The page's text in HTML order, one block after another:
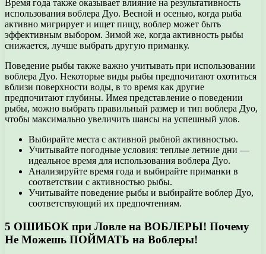
Время года также оказывает влияние на результативность
использования воблера Дуо. Весной и осенью, когда рыба
активно мигрирует и ищет пищу, воблер может быть
эффективным выбором. Зимой же, когда активность рыбы
снижается, лучше выбрать другую приманку.
Поведение рыбы также важно учитывать при использовании
воблера Дуо. Некоторые виды рыбы предпочитают охотиться
вблизи поверхности воды, в то время как другие
предпочитают глубины. Имея представление о поведении
рыбы, можно выбрать правильный размер и тип воблера Дуо,
чтобы максимально увеличить шансы на успешный улов.
Выбирайте места с активной рыбной активностью.
Учитывайте погодные условия: теплые летние дни —
идеальное время для использования воблера Дуо.
Анализируйте время года и выбирайте приманки в
соответствии с активностью рыбы.
Учитывайте поведение рыбы и выбирайте воблер Дуо,
соответствующий их предпочтениям.
5 ОШИБОК при Ловле на ВОБЛЕРЫ! Почему
Не Можешь ПОЙМАТЬ на Воблеры!